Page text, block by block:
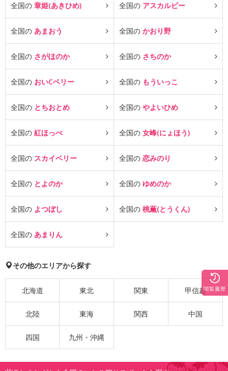
全国の 章姫(あきひめ) 全国の アスカルビー
全国の あまおう 全国の かおり野
全国の さがほのか 全国の さちのか
全国の おいCベリー 全国の もういっこ
全国の とちおとめ 全国の やよいひめ
全国の 紅ほっぺ 全国の 女峰(にょほう)
全国の スカイベリー 全国の 恋みのり
全国の とよのか 全国の ゆめのか
全国の よつぼし 全国の 桃薫(とうくん)
全国の あまりん
その他のエリアから探す
北海道 東北 関東 甲信越
北陸 東海 関西 中国
四国 九州・沖縄
閲覧履歴